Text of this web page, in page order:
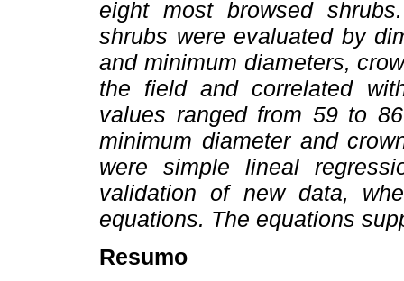
eight most browsed
shrubs were evaluated by
and minimum diameters,
the field and correlated
values ranged from 59 to
minimum diameter and
were simple lineal
validation of new data,
equations. The equations
Resumo